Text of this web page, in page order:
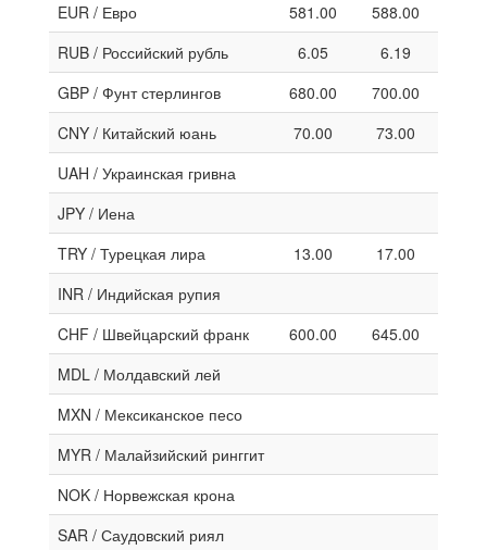
EUR / Евро
581.00
588.00
RUB / Российский рубль
6.05
6.19
GBP / Фунт стерлингов
680.00
700.00
CNY / Китайский юань
70.00
73.00
UAH / Украинская гривна
JPY / Иена
TRY / Турецкая лира
13.00
17.00
INR / Индийская рупия
CHF / Швейцарский франк
600.00
645.00
MDL / Молдавский лей
MXN / Мексиканское песо
MYR / Малайзийский ринггит
NOK / Норвежская крона
SAR / Саудовский риял